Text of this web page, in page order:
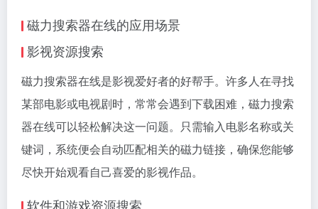
磁力搜索器在线的应用场景
影视资源搜索
磁力搜索器在线是影视爱好者的好帮手。许多人在寻找
某部电影或电视剧时，常常会遇到下载困难，磁力搜索
器在线可以轻松解决这一问题。只需输入电影名称或关
键词，系统便会自动匹配相关的磁力链接，确保您能够
尽快开始观看自己喜爱的影视作品。
软件和游戏资源搜索